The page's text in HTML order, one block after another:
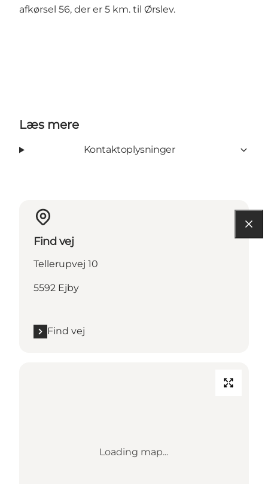
afkørsel 56, der er 5 km. til Ørslev.
Læs mere
Kontaktoplysninger
Find vej
Tellerupvej 10
5592 Ejby
Find vej
Loading map...